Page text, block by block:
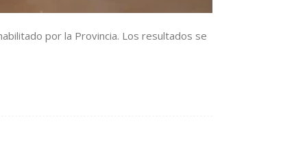
por la Provincia. Los resultados se